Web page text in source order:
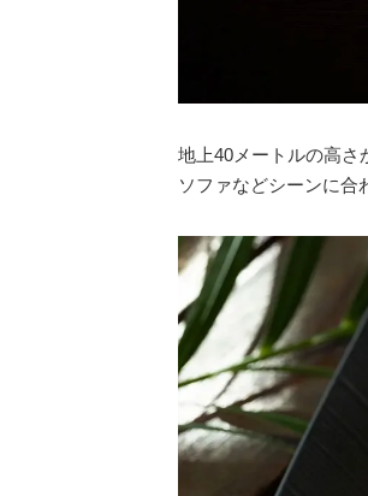
地上40メートルの高さ
ソファなどシーンに合